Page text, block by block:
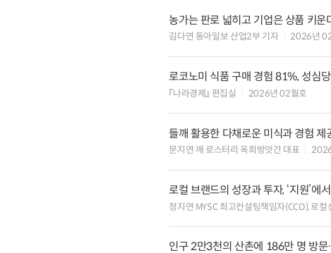
농가는 판로 넓히고 기업은 상품 키
김다연 동아일보 산업2부 기자 2026년
로코노미 식품 구매 경험 81%, 성심
『나라경제』 편집실 2026년 02월호
들깨 활용한 다채로운 미식과 경험
문지연 깨 로스터리 옥희방앗간 대표
로컬 브랜드의 성장과 투자, ‘지원’에
정지연 MYSC 최고컨설팅책임자(CCO), 로컬
인구 2만3천의 산촌에 186만 명 방